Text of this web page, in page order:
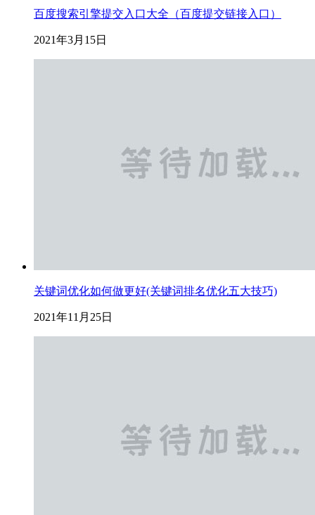
百度搜索引擎提交入口大全（百度提交链接入口）
2021年3月15日
关键词优化如何做更好(关键词排名优化五大技巧)
2021年11月25日